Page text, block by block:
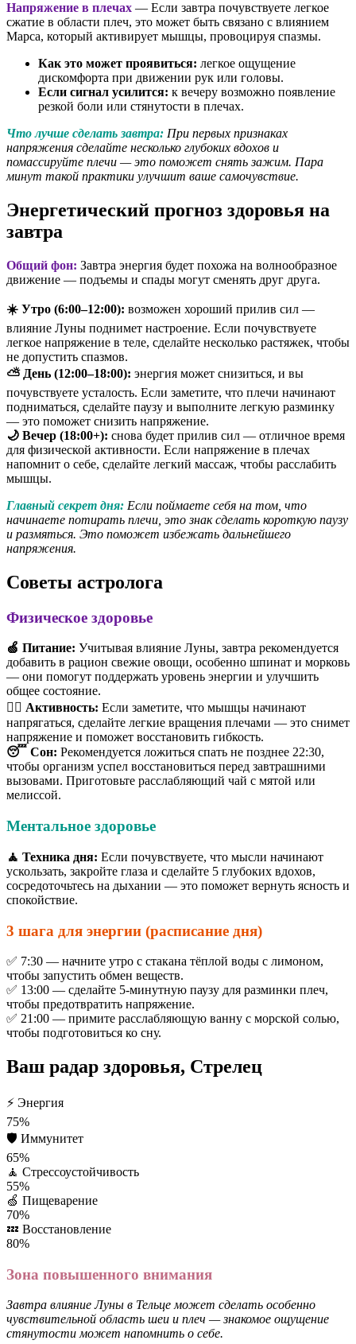
Напряжение в плечах — Если завтра почувствуете легкое
сжатие в области плеч, это может быть связано с влиянием
Марса, который активирует мышцы, провоцируя спазмы.
Как это может проявиться: легкое ощущение
дискомфорта при движении рук или головы.
Если сигнал усилится: к вечеру возможно появление
резкой боли или стянутости в плечах.
Что лучше сделать завтра: При первых признаках
напряжения сделайте несколько глубоких вдохов и
помассируйте плечи — это поможет снять зажим. Пара
минут такой практики улучшит ваше самочувствие.
Энергетический прогноз здоровья на
завтра
Общий фон: Завтра энергия будет похожа на волнообразное
движение — подъемы и спады могут сменять друг друга.
☀️ Утро (6:00–12:00): возможен хороший прилив сил —
влияние Луны поднимет настроение. Если почувствуете
легкое напряжение в теле, сделайте несколько растяжек, чтобы
не допустить спазмов.
⛅ День (12:00–18:00): энергия может снизиться, и вы
почувствуете усталость. Если заметите, что плечи начинают
подниматься, сделайте паузу и выполните легкую разминку
— это поможет снизить напряжение.
🌙 Вечер (18:00+): снова будет прилив сил — отличное время
для физической активности. Если напряжение в плечах
напомнит о себе, сделайте легкий массаж, чтобы расслабить
мышцы.
Главный секрет дня: Если поймаете себя на том, что
начинаете потирать плечи, это знак сделать короткую паузу
и размяться. Это поможет избежать дальнейшего
напряжения.
Советы астролога
Физическое здоровье
🍏 Питание: Учитывая влияние Луны, завтра рекомендуется
добавить в рацион свежие овощи, особенно шпинат и морковь
— они помогут поддержать уровень энергии и улучшить
общее состояние.
🏃‍♂️ Активность: Если заметите, что мышцы начинают
напрягаться, сделайте легкие вращения плечами — это снимет
напряжение и поможет восстановить гибкость.
😴 Сон: Рекомендуется ложиться спать не позднее 22:30,
чтобы организм успел восстановиться перед завтрашними
вызовами. Приготовьте расслабляющий чай с мятой или
мелиссой.
Ментальное здоровье
🧘 Техника дня: Если почувствуете, что мысли начинают
ускользать, закройте глаза и сделайте 5 глубоких вдохов,
сосредоточьтесь на дыхании — это поможет вернуть ясность и
спокойствие.
3 шага для энергии (расписание дня)
✅ 7:30 — начните утро с стакана тёплой воды с лимоном,
чтобы запустить обмен веществ.
✅ 13:00 — сделайте 5-минутную паузу для разминки плеч,
чтобы предотвратить напряжение.
✅ 21:00 — примите расслабляющую ванну с морской солью,
чтобы подготовиться ко сну.
Ваш радар здоровья, Стрелец
⚡ Энергия
75%
🛡️ Иммунитет
65%
🧘 Стрессоустойчивость
55%
🍏 Пищеварение
70%
💤 Восстановление
80%
Зона повышенного внимания
Завтра влияние Луны в Тельце может сделать особенно
чувствительной область шеи и плеч — знакомое ощущение
стянутости может напомнить о себе.